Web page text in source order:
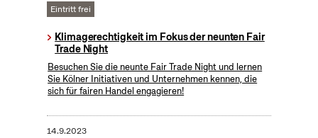
Eintritt frei
Klimagerechtigkeit im Fokus der neunten Fair
Trade Night
Besuchen Sie die neunte Fair Trade Night und lernen
Sie Kölner Initiativen und Unternehmen kennen, die
sich für fairen Handel engagieren!
14.9.2023